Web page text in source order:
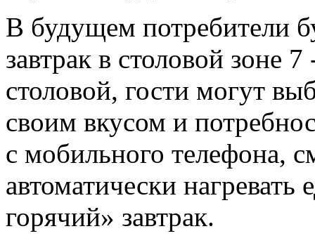
В будущем потребители
завтрак в столовой зоне
столовой, гости могут
своим вкусом и
с мобильного телефона,
автоматически
горячий» завтрак.